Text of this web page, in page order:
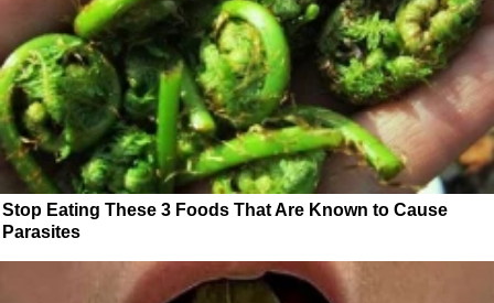
Stop Eating These 3 Foods That Are Known to Cause
Parasites